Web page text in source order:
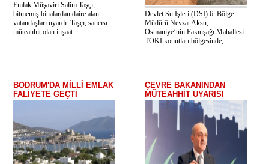
Emlak Müşaviri Salim Taşçı,
bitmemiş binalardan daire alan
vatandaşları uyardı. Taşçı, satıcısı
müteahhit olan inşaat...
Devlet Su İşleri (DSİ) 6. Bölge
Müdürü Nevzat Aksu,
Osmaniye’nin Fakıuşağı Mahallesi
TOKİ konutları bölgesinde,...
BODRUM'DA MİLLİ EMLAK
FALİYETE GEÇTİ
ÇEVRE BAKANINDAN
MÜTEAHHİT UYARISI